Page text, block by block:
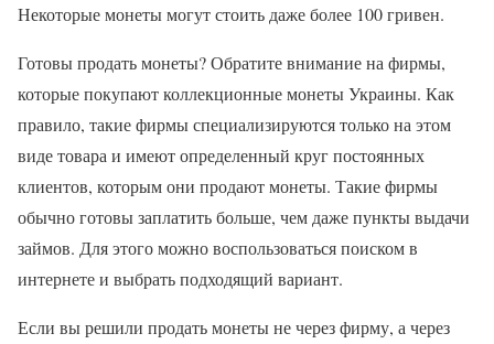
Некоторые монеты могут стоить даже более 100 гривен.
Готовы продать монеты? Обратите внимание на фирмы,
которые покупают коллекционные монеты Украины. Как
правило, такие фирмы специализируются только на этом
виде товара и имеют определенный круг постоянных
клиентов, которым они продают монеты. Такие фирмы
обычно готовы заплатить больше, чем даже пункты выдачи
займов. Для этого можно воспользоваться поиском в
интернете и выбрать подходящий вариант.
Если вы решили продать монеты не через фирму, а через